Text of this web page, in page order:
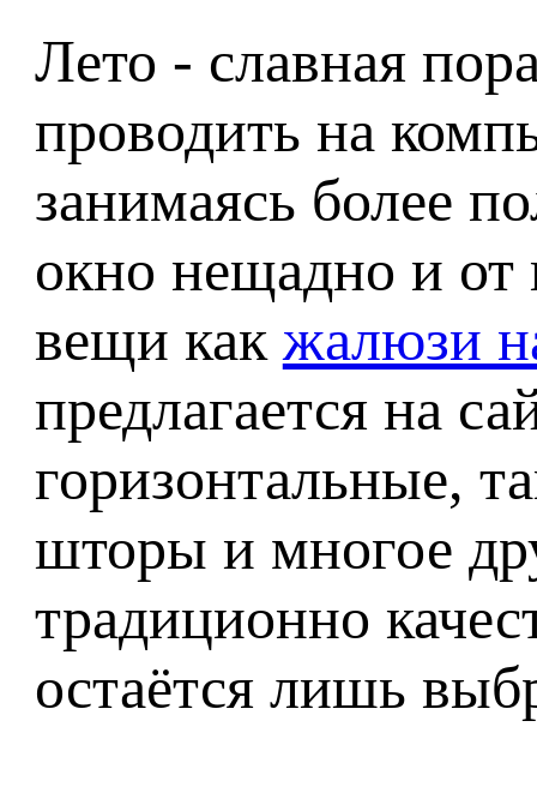
Лето - славная
проводить на
занимаясь более
окно нещадно и от
вещи как жалюзи
предлагается на
горизонтальные,
шторы и многое
традиционно
остаётся лишь